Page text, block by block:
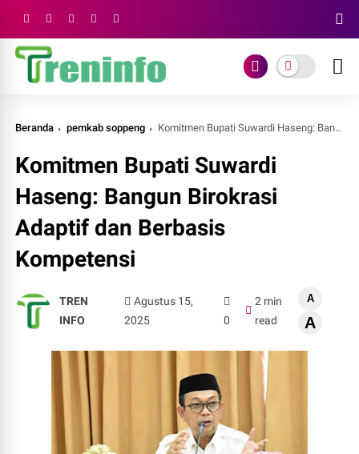
Beranda pemkab soppeng Komitmen Bupati Suwardi Haseng: Bangun Birokrasi Adaptif dan Berbasis Kompetensi
Komitmen Bupati Suwardi
Haseng: Bangun Birokrasi
Adaptif dan Berbasis
Kompetensi
TREN
INFO
Agustus 15,
2025
0
2 min
read
A
A